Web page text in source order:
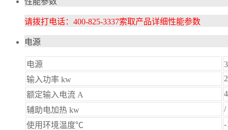
请拨打电话：400-825-3337索取产品详细性能参数
电源
电源
输入功率 kw
额定输入电流 A
辅助电加热 kw
/
使用环境温度℃
-